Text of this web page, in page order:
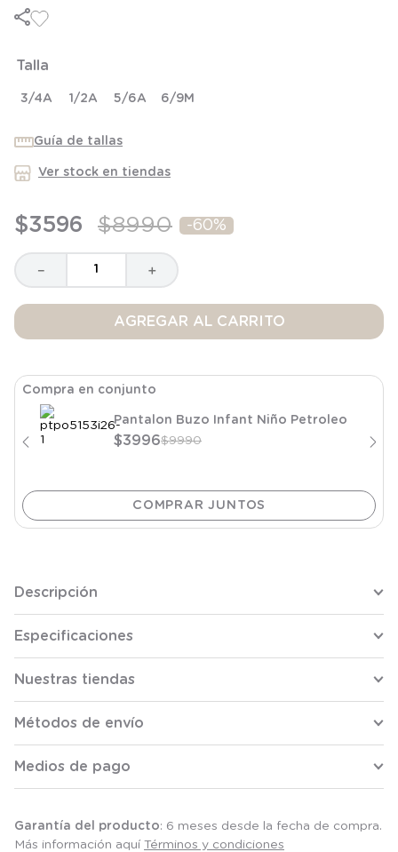
Talla
3/4A 1/2A 5/6A 6/9M
Guía de tallas
Ver stock en tiendas
$3596 $8990 -60%
＋
－
AGREGAR AL CARRITO
Compra en conjunto
Pantalon Buzo Infant Niño Petroleo
$3996$9990
Descripción
Especificaciones
Nuestras tiendas
Métodos de envío
Medios de pago
Garantía del producto: 6 meses desde la fecha de compra.
Más información aquí Términos y condiciones
8.
9.
saco